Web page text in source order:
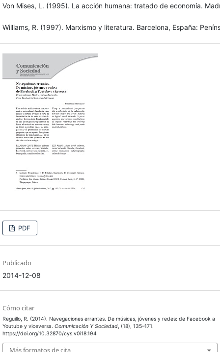
Von Mises, L. (1995). La acción humana: tratado de economía.
Williams, R. (1997). Marxismo y literatura. Barcelona, España:
PDF
Publicado
2014-12-08
Cómo citar
Reguillo, R. (2014). Navegaciones errantes. De músicas, jóvenes y redes: de Facebook a
Youtube y viceversa. Comunicación Y Sociedad, (18), 135–171.
https://doi.org/10.32870/cys.v0i18.194
Más formatos de cita